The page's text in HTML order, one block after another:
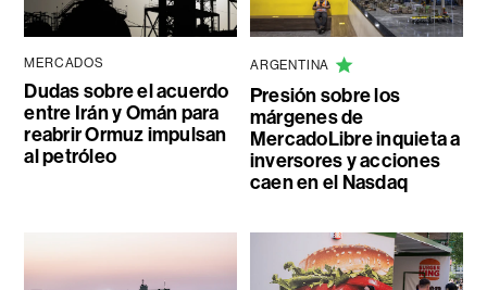
MERCADOS
Dudas sobre el acuerdo
entre Irán y Omán para
reabrir Ormuz impulsan
al petróleo
ARGENTINA
Presión sobre los
márgenes de
MercadoLibre inquieta a
inversores y acciones
caen en el Nasdaq